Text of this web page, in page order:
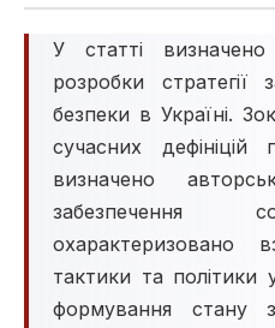
У статті визначено
розробки стратегії
безпеки в Україні.
сучасних дефініцій
визначено
забезпечення
охарактеризовано
тактики та політики
формування стану